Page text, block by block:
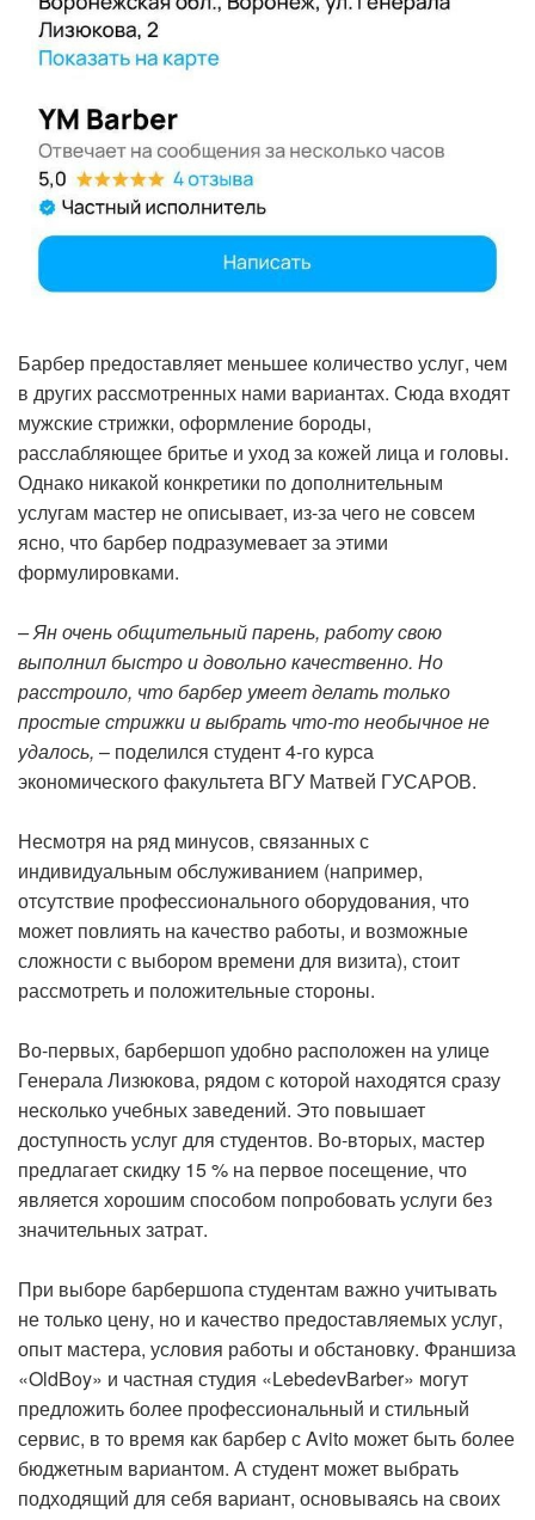
Барбер предоставляет меньшее количество услуг, чем
в других рассмотренных нами вариантах. Сюда входят
мужские стрижки, оформление бороды,
расслабляющее бритье и уход за кожей лица и головы.
Однако никакой конкретики по дополнительным
услугам мастер не описывает, из-за чего не совсем
ясно, что барбер подразумевает за этими
формулировками.
– Ян очень общительный парень, работу свою
выполнил быстро и довольно качественно. Но
расстроило, что барбер умеет делать только
простые стрижки и выбрать что-то необычное не
удалось, – поделился студент 4-го курса
экономического факультета ВГУ Матвей ГУСАРОВ.
Несмотря на ряд минусов, связанных с
индивидуальным обслуживанием (например,
отсутствие профессионального оборудования, что
может повлиять на качество работы, и возможные
сложности с выбором времени для визита), стоит
рассмотреть и положительные стороны.
Во-первых, барбершоп удобно расположен на улице
Генерала Лизюкова, рядом с которой находятся сразу
несколько учебных заведений. Это повышает
доступность услуг для студентов. Во-вторых, мастер
предлагает скидку 15 % на первое посещение, что
является хорошим способом попробовать услуги без
значительных затрат.
При выборе барбершопа студентам важно учитывать
не только цену, но и качество предоставляемых услуг,
опыт мастера, условия работы и обстановку. Франшиза
«OldBoy» и частная студия «LebedevBarber» могут
предложить более профессиональный и стильный
сервис, в то время как барбер с Avito может быть более
бюджетным вариантом. А студент может выбрать
подходящий для себя вариант, основываясь на своих